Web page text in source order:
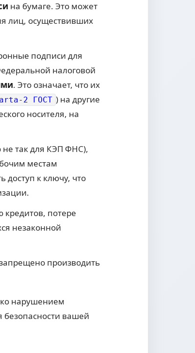
на бумаге. Это может
лиц, осуществивших
подписи для
налоговой
. Это означает, что их
2 ГОСТ ) на другие
носителя, на
не так для КЭП ФНС),
местам
доступ к ключу, что
потере
незаконной
производить
нарушением
безопасности вашей